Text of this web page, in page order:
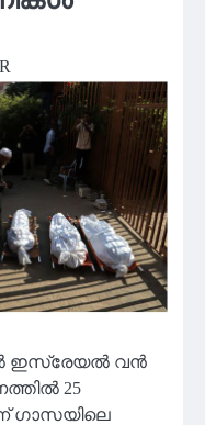
ഇസ്രേയൽ വൻ
25
ഗാസയിലെ